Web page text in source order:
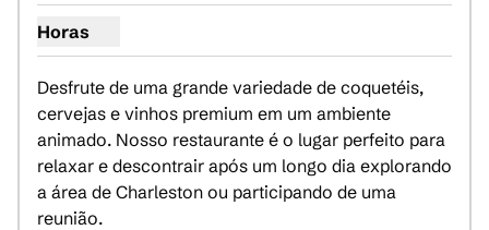
Horas
Mostrar horas do Palm Tree Bar & Grill
Desfrute de uma grande variedade de coquetéis,
cervejas e vinhos premium em um ambiente
animado. Nosso restaurante é o lugar perfeito para
relaxar e descontrair após um longo dia explorando
a área de Charleston ou participando de uma
reunião.